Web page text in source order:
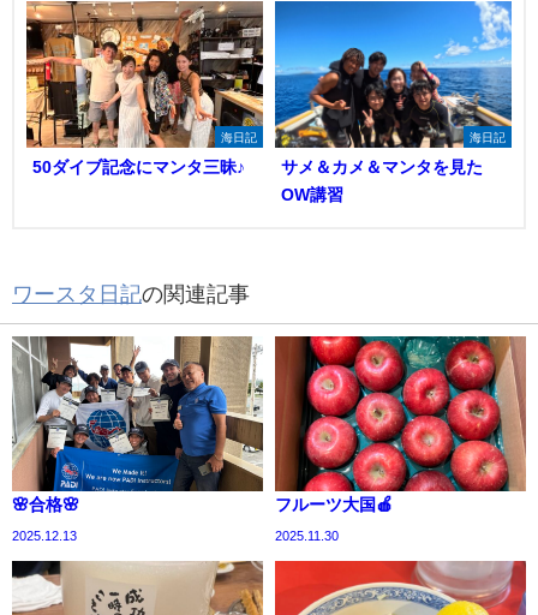
海日記
50ダイブ記念にマンタ三昧♪
海日記
サメ＆カメ＆マンタを見た
OW講習
ワースタ日記の関連記事
🌸合格🌸
2025.12.13
フルーツ大国🍎
2025.11.30